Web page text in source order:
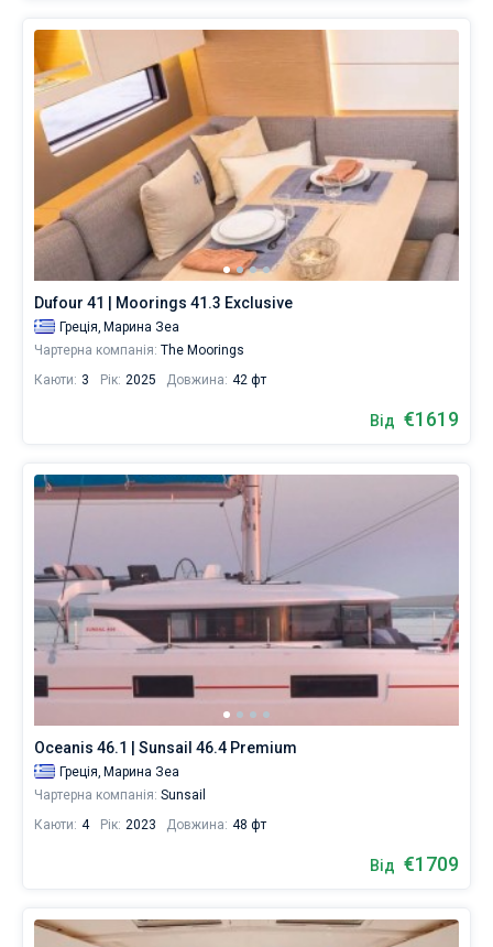
Dufour 41 | Moorings 41.3 Exclusive
Греція, Марина Зеа
Чартерна компанія: The Moorings
Каюти: 3 Рік: 2025 Довжина: 42 фт
Від €1619
Oceanis 46.1 | Sunsail 46.4 Premium
Греція, Марина Зеа
Чартерна компанія: Sunsail
Каюти: 4 Рік: 2023 Довжина: 48 фт
Від €1709